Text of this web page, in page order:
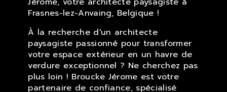
Frasnes-lez-Anvaing, Belgique !
À la recherche d'un architecte
paysagiste passionné pour transformer
votre espace extérieur en un havre de
verdure exceptionnel ? Ne cherchez pas
plus loin ! Broucke Jérome est votre
partenaire de confiance, spécialisé